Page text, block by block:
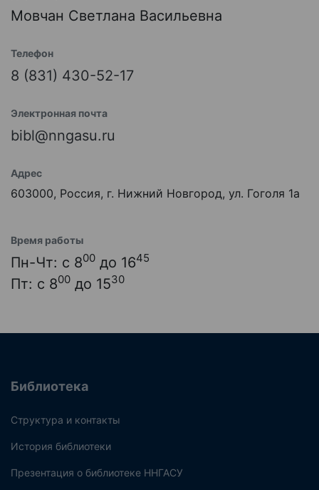
Мовчан Светлана Васильевна
Телефон
8 (831) 430-52-17
Электронная почта
bibl@nngasu.ru
Адрес
603000, Россия, г. Нижний Новгород, ул. Гоголя 1а
Время работы
Пн-Чт: с 800 до 1645
Пт: с 800 до 1530
Библиотека
Структура и контакты
История библиотеки
Презентация о библиотеке ННГАСУ